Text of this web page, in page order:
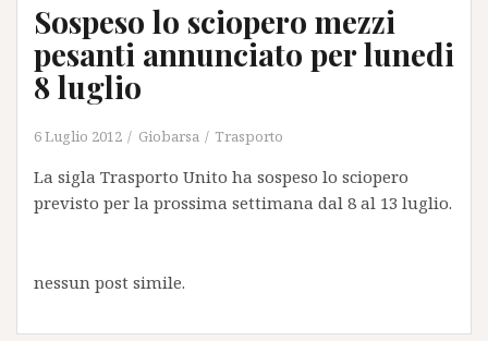
Sospeso lo sciopero mezzi
pesanti annunciato per lunedi
8 luglio
6 Luglio 2012 Giobarsa Trasporto
La sigla Trasporto Unito ha sospeso lo sciopero
previsto per la prossima settimana dal 8 al 13 luglio.
nessun post simile.